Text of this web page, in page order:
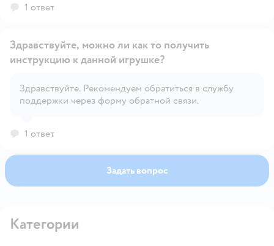
1 ответ
Открыть вопрос
Здравствуйте, можно ли как то получить
инструкцию к данной игрушке?
Здравствуйте. Рекомендуем обратиться в службу
поддержки через форму обратной связи.
1 ответ
Задать вопрос
Категории